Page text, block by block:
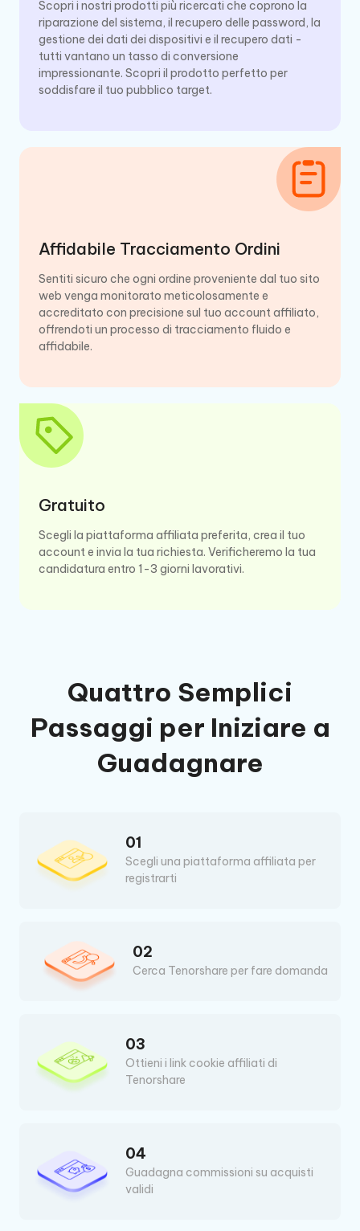
Scopri i nostri prodotti più ricercati che coprono la
riparazione del sistema, il recupero delle password, la
gestione dei dati dei dispositivi e il recupero dati -
tutti vantano un tasso di conversione
impressionante. Scopri il prodotto perfetto per
soddisfare il tuo pubblico target.
Affidabile Tracciamento Ordini
Sentiti sicuro che ogni ordine proveniente dal tuo sito
web venga monitorato meticolosamente e
accreditato con precisione sul tuo account affiliato,
offrendoti un processo di tracciamento fluido e
affidabile.
Gratuito
Scegli la piattaforma affiliata preferita, crea il tuo
account e invia la tua richiesta. Verificheremo la tua
candidatura entro 1-3 giorni lavorativi.
Quattro Semplici
Passaggi per Iniziare a
Guadagnare
01
Scegli una piattaforma affiliata per
registrarti
02
Cerca Tenorshare per fare domanda
03
Ottieni i link cookie affiliati di
Tenorshare
04
Guadagna commissioni su acquisti
validi